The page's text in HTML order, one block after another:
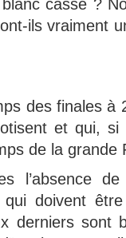
cassé ?
ils vraiment
des finales à
et qui,
de la grande
l’absence
doivent
derniers sont